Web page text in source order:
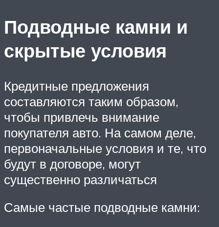
Подводные камни и
скрытые условия
Кредитные предложения
составляются таким образом,
чтобы привлечь внимание
покупателя авто. На самом деле,
первоначальные условия и те, что
будут в договоре, могут
существенно различаться
Самые частые подводные камни: